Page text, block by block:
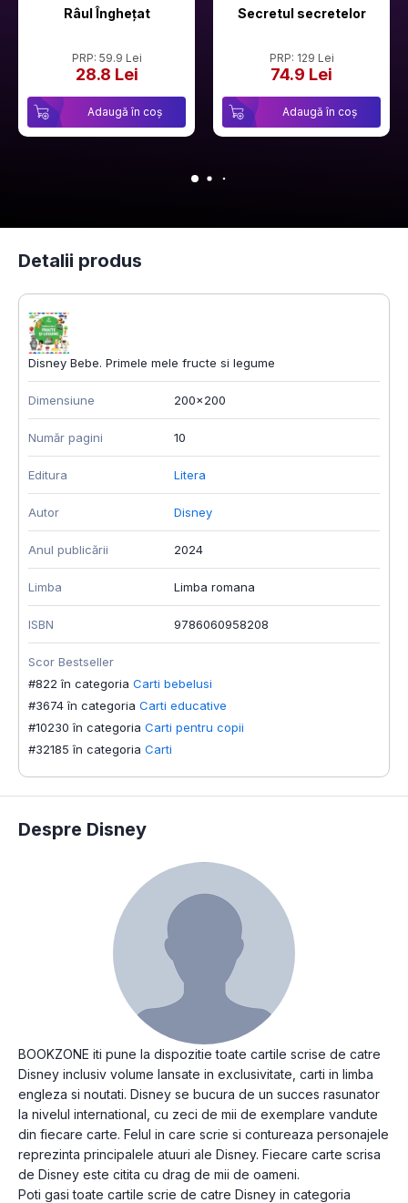
Râul Înghețat
PRP: 59.9 Lei
28.8 Lei
Adaugă în coș
Secretul secretelor
PRP: 129 Lei
74.9 Lei
Adaugă în coș
Detalii produs
Disney Bebe. Primele mele fructe si legume
Dimensiune 200x200
Număr pagini 10
Editura Litera
Autor Disney
Anul publicării 2024
Limba Limba romana
ISBN 9786060958208
Scor Bestseller
#822 în categoria Carti bebelusi
#3674 în categoria Carti educative
#10230 în categoria Carti pentru copii
#32185 în categoria Carti
Despre Disney
BOOKZONE iti pune la dispozitie toate cartile scrise de catre
Disney inclusiv volume lansate in exclusivitate, carti in limba
engleza si noutati. Disney se bucura de un succes rasunator
la nivelul international, cu zeci de mii de exemplare vandute
din fiecare carte. Felul in care scrie si contureaza personajele
reprezinta principalele atuuri ale Disney. Fiecare carte scrisa
de Disney este citita cu drag de mii de oameni.
Poti gasi toate cartile scrie de catre Disney in categoria